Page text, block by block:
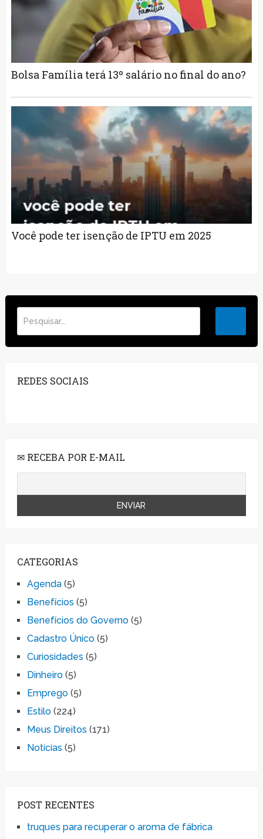
Bolsa Família terá 13º salário no final do ano?
Você pode ter isenção de IPTU em 2025
REDES SOCIAIS
✉ RECEBA POR E-MAIL
CATEGORIAS
Agenda(5)
Benefícios (5)
Benefícios do Governo(5)
Cadastro Único(5)
Curiosidades (5)
Dinheiro(5)
Emprego(5)
Estilo(224)
Meus Direitos (171)
Notícias (5)
POST RECENTES
truques para recuperar o aroma de fábrica